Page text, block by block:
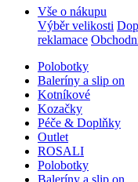
Vše o nákupu
Výběr velikosti
reklamace
Polobotky
Baleríny a slip on
Kotníkové
Kozačky
Péče & Doplňky
Outlet
ROSALI
Polobotky
Baleríny a slip on